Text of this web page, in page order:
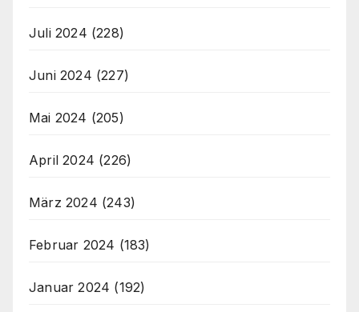
Juli 2024 (228)
Juni 2024 (227)
Mai 2024 (205)
April 2024 (226)
März 2024 (243)
Februar 2024 (183)
Januar 2024 (192)